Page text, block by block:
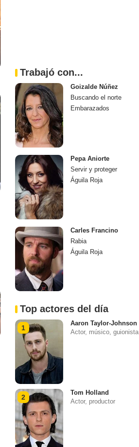
Trabajó con...
Goizalde Núñez
Buscando el norte
Embarazados
Pepa Aniorte
Servir y proteger
Águila Roja
Carles Francino
Rabia
Águila Roja
Top actores del día
1
Aaron Taylor-Johnson
Actor, músico, guionista
2
Tom Holland
Actor, productor